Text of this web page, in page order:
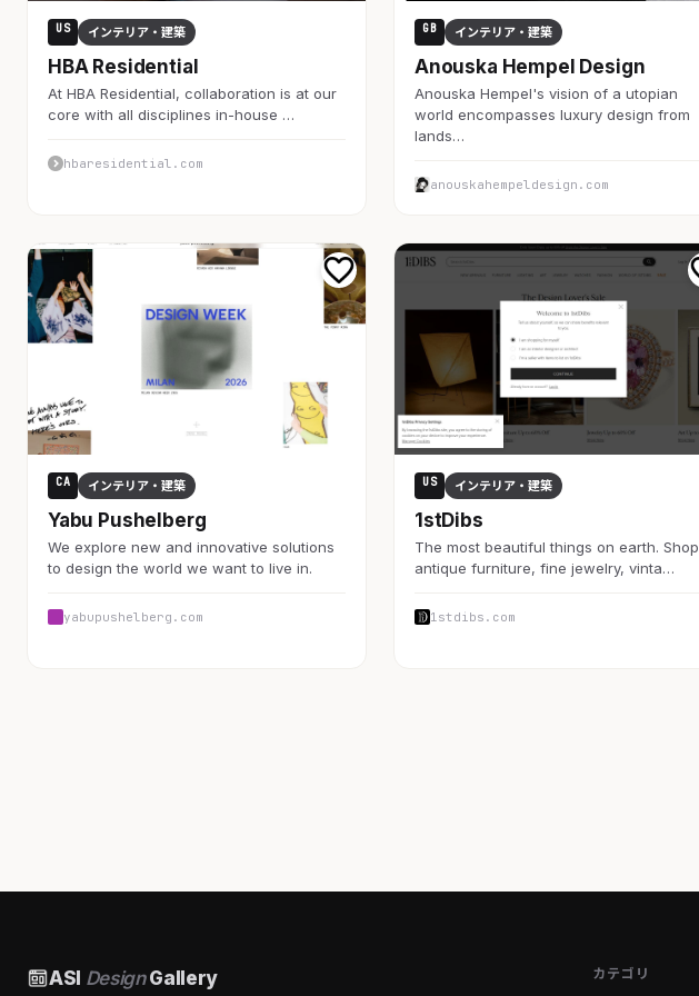
US インテリア・建築
HBA Residential
At HBA Residential, collaboration is at our
core with all disciplines in-house …
hbaresidential.com
GB インテリア・建築
Anouska Hempel Design
Anouska Hempel's vision of a utopian
world encompasses luxury design from
lands…
anouskahempeldesign.com
CA インテリア・建築
Yabu Pushelberg
We explore new and innovative solutions
to design the world we want to live in.
yabupushelberg.com
US インテリア・建築
1stDibs
The most beautiful things on earth. Shop
antique furniture, fine jewelry, vinta…
1stdibs.com
ASI DesignGallery カテゴリ